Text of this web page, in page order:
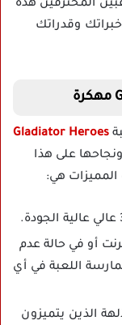
المحترفين هذه
خبراتك وقدراتك
Gladiator Heroes
على هذا
المميزات هي:
أو في حالة عدم
اللعبة في أي
الذين يتميزون